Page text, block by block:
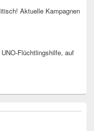
Aktuelle Kampagnen
Flüchtlingshilfe, auf